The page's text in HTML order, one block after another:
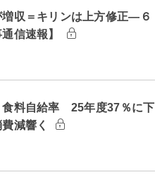
増収＝キリンは上方修正―６
信速報】
食料自給率 25年度37％に下
減響く